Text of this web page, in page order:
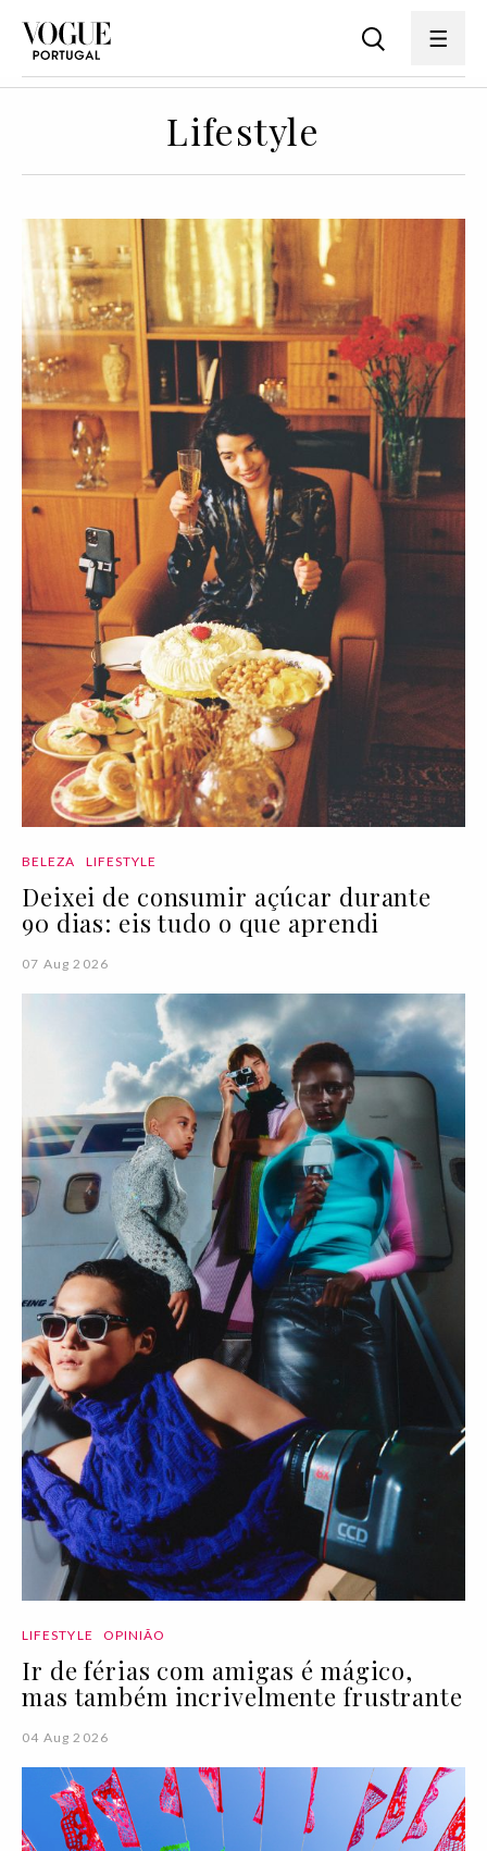
Lifestyle
BELEZA LIFESTYLE
Deixei de consumir açúcar durante
90 dias: eis tudo o que aprendi
07 Aug 2026
LIFESTYLE OPINIÃO
Ir de férias com amigas é mágico,
mas também incrivelmente frustrante
04 Aug 2026